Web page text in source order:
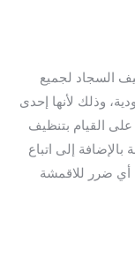
السجاد لجميع
وذلك لأنها إحدى
القيام بتنظيف
إلى اتباع
ضرر للاقمشة